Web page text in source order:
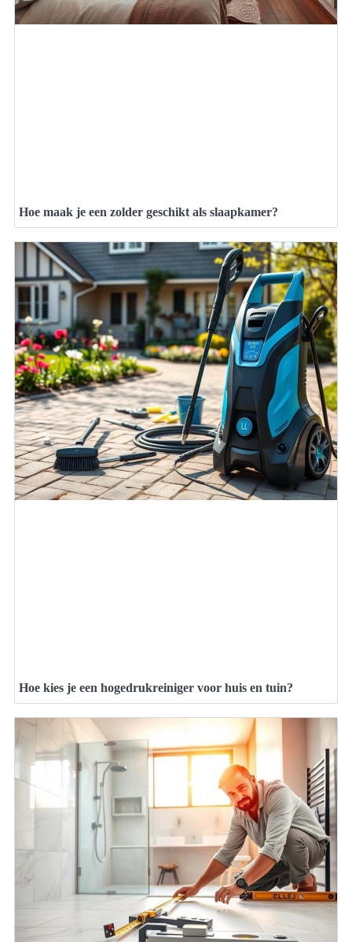
Hoe maak je een zolder geschikt als slaapkamer?
Hoe kies je een hogedrukreiniger voor huis en tuin?